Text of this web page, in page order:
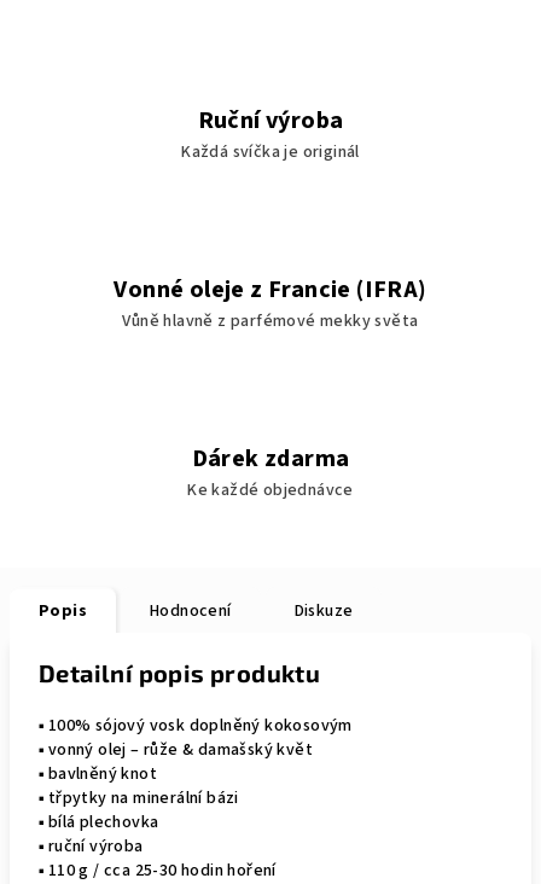
Ruční výroba
Každá svíčka je originál
Vonné oleje z Francie (IFRA)
Vůně hlavně z parfémové mekky světa
Dárek zdarma
Ke každé objednávce
Popis Hodnocení Diskuze
Detailní popis produktu
▪︎ 100% sójový vosk doplněný kokosovým
▪︎ vonný olej – růže & damašský květ
▪︎ bavlněný knot
▪︎ třpytky na minerální bázi
▪︎ bílá plechovka
▪︎ ruční výroba
▪︎ 110 g / cca 25-30 hodin hoření